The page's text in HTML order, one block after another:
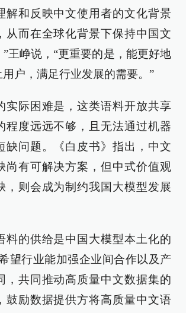
解和反映中文使用者的文化背景
从而在全球化背景下保持中国文
王峥说，“更重要的是，能更好地
户，满足行业发展的需要。”
实际困难是，这类语料开放共享
程度远远不够，且无法通过机器
缺问题。《白皮书》指出，中文
尚有可解决方案，但中式价值观
，则会成为制约我国大模型发展
料的供给是中国大模型本土化的
望行业能加强企业间合作以及产
，共同推动高质量中文数据集的
鼓励数据提供方将高质量中文语